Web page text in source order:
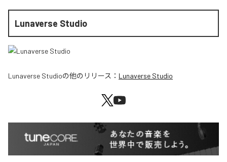
Lunaverse Studio
Lunaverse Studioの他のリリース： Lunaverse Studio